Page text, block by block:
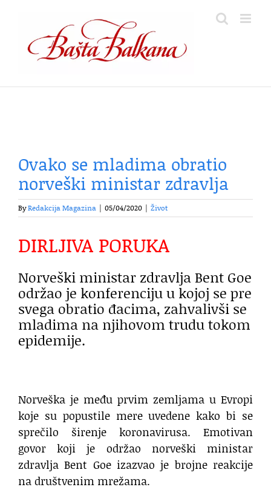
content
Ovako se mladima obratio
norveški ministar zdravlja
ByRedakcija Magazina 05/04/2020 Život
DIRLJIVA PORUKA
Norveški ministar zdravlja Bent Goe
održao je konferenciju u kojoj se pre
svega obratio đacima, zahvalivši se
mladima na njihovom trudu tokom
epidemije.
Norveška je među prvim zemljama u Evropi
koje su popustile mere uvedene kako bi se
sprečilo širenje koronavirusa. Emotivan
govor koji je održao norveški ministar
zdravlja Bent Goe izazvao je brojne reakcije
na društvenim mrežama.